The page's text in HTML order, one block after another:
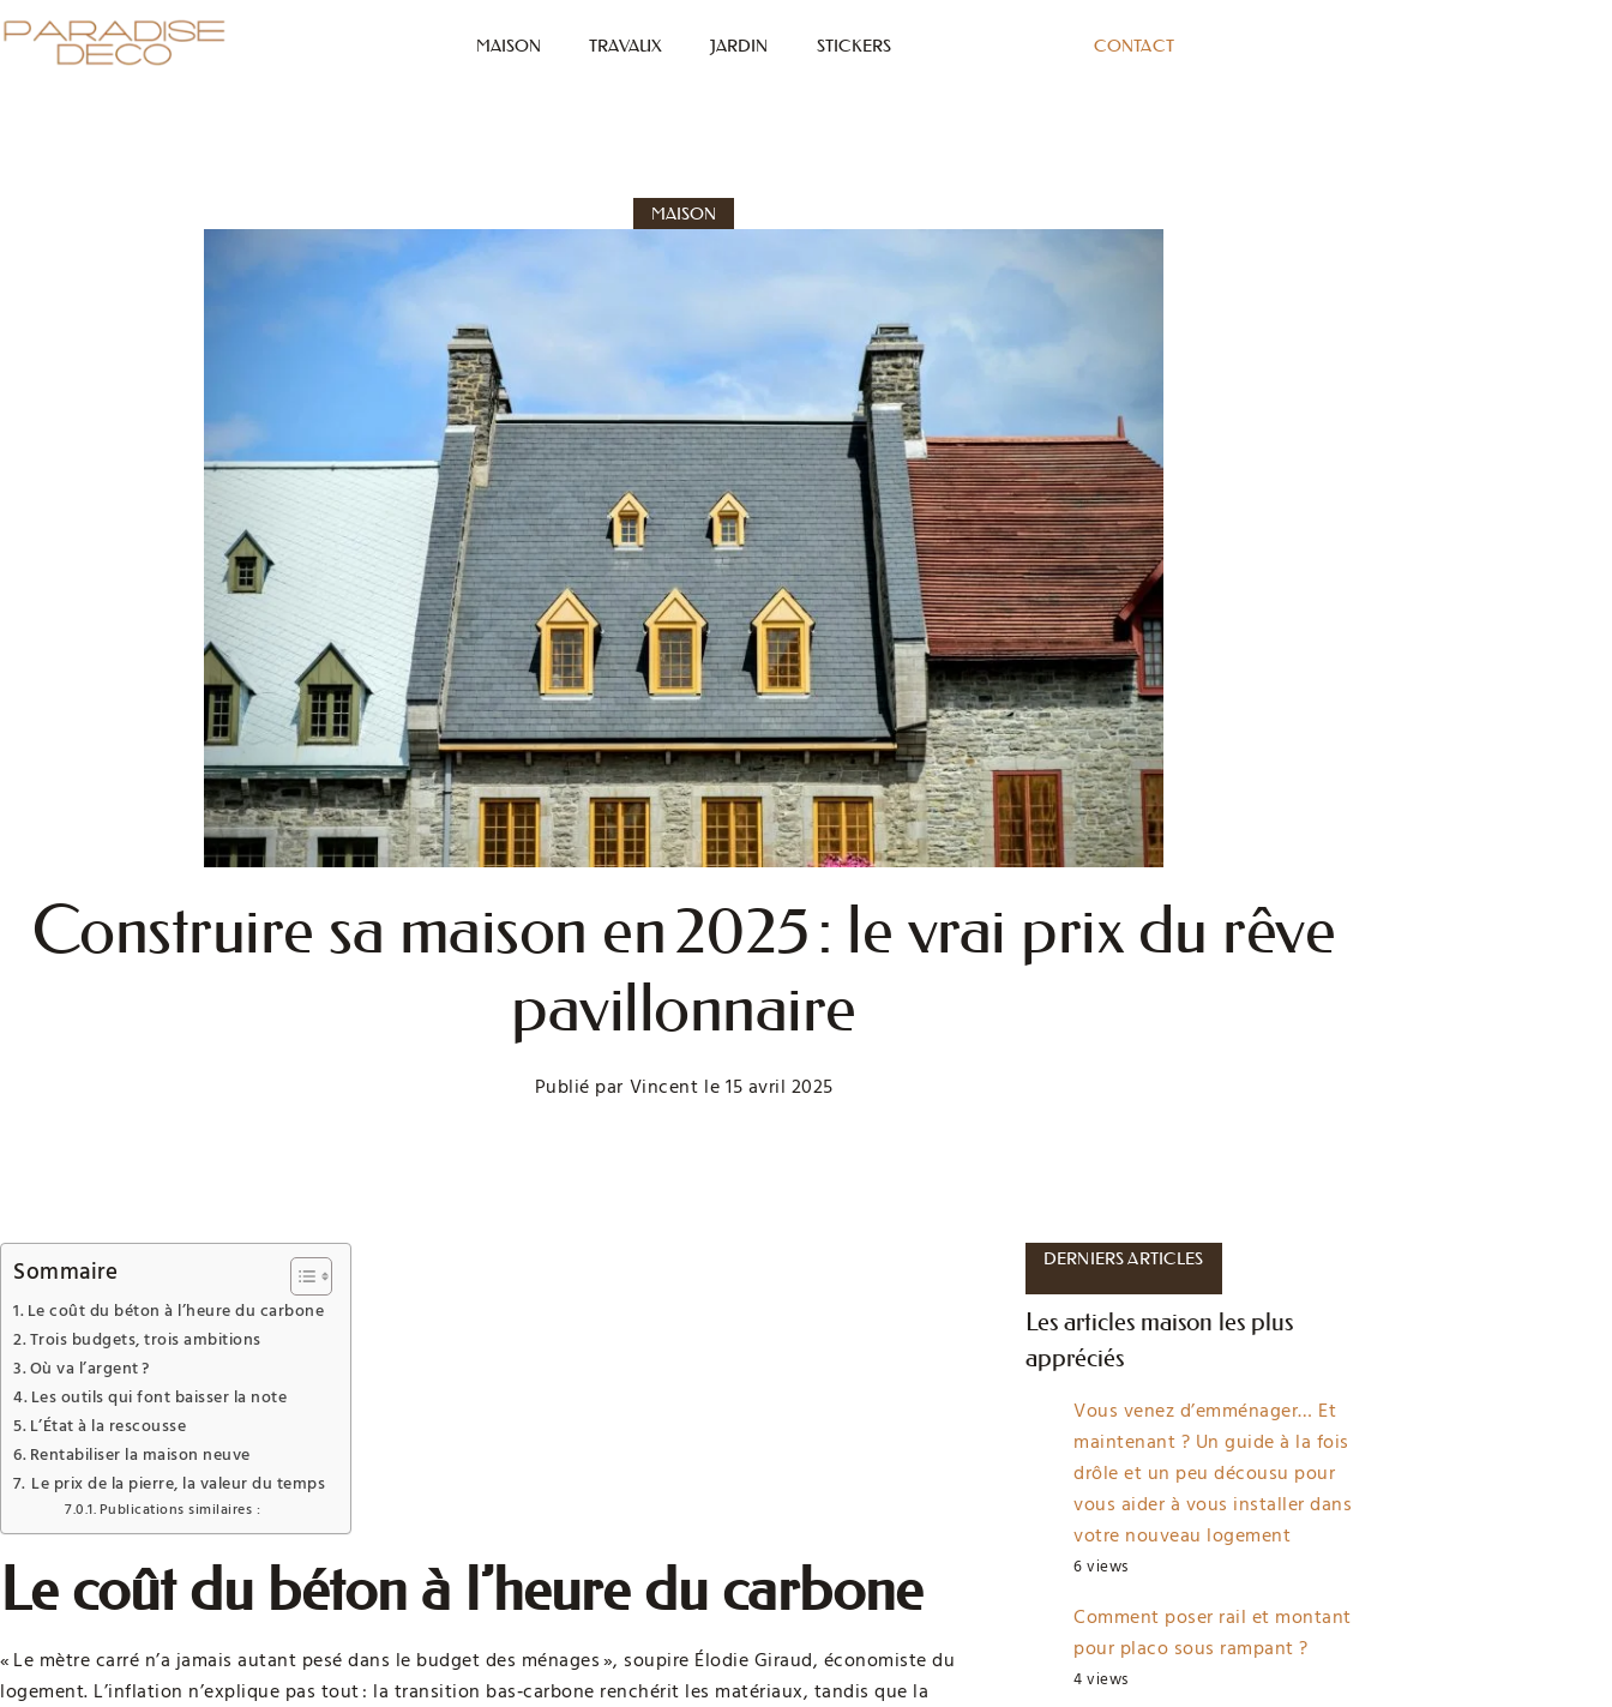
MAISON TRAVAUX JARDIN STICKERS CONTACT
MAISON
Construire sa maison en 2025 : le vrai prix du rêve
pavillonnaire
Publié par Vincent le 15 avril 2025
Sommaire
Le coût du béton à l’heure du carbone
Trois budgets, trois ambitions
Où va l’argent ?
Les outils qui font baisser la note
L’État à la rescousse
Rentabiliser la maison neuve
Le prix de la pierre, la valeur du temps
Publications similaires :
Le coût du béton à l’heure du carbone
« Le mètre carré n’a jamais autant pesé dans le budget des ménages », soupire Élodie Giraud, économiste du
logement. L’inflation n’explique pas tout : la transition bas‑carbone renchérit les matériaux, tandis que la
DERNIERS ARTICLES
Les articles maison les plus
appréciés
Vous venez d’emménager… Et
maintenant ? Un guide à la fois
drôle et un peu décousu pour
vous aider à vous installer dans
votre nouveau logement
6 views
Comment poser rail et montant
pour placo sous rampant ?
4 views